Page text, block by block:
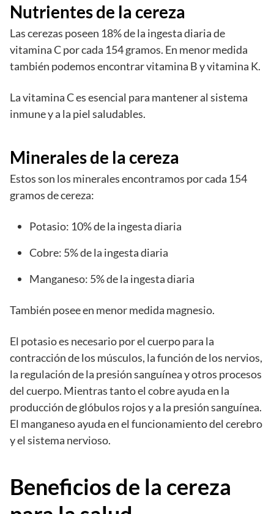
Nutrientes de la cereza
Las cerezas poseen 18% de la ingesta diaria de
vitamina C por cada 154 gramos. En menor medida
también podemos encontrar vitamina B y vitamina K.
La vitamina C es esencial para mantener al sistema
inmune y a la piel saludables.
Minerales de la cereza
Estos son los minerales encontramos por cada 154
gramos de cereza:
Potasio: 10% de la ingesta diaria
Cobre: 5% de la ingesta diaria
Manganeso: 5% de la ingesta diaria
También posee en menor medida magnesio.
El potasio es necesario por el cuerpo para la
contracción de los músculos, la función de los nervios,
la regulación de la presión sanguínea y otros procesos
del cuerpo. Mientras tanto el cobre ayuda en la
producción de glóbulos rojos y a la presión sanguínea.
El manganeso ayuda en el funcionamiento del cerebro
y el sistema nervioso.
Beneficios de la cereza